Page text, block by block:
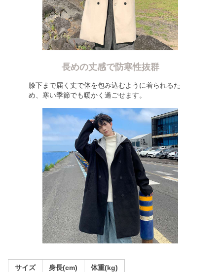
長めの丈感で防寒性抜群
膝下まで届く丈で体を包み込むように着られるた
め、寒い季節でも暖かく過ごせます。
サイズ 身長(cm) 体重(kg)